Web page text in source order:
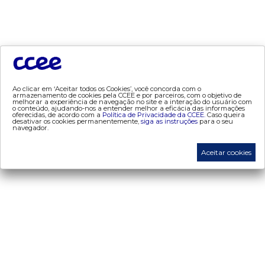
- geração
- leilão
- mcsd
- mercado mensal
- mercado quinzenal
- mve
- segurança de mercado
Ao clicar em ‘Aceitar todos os Cookies’, você concorda com o
armazenamento de cookies pela CCEE e por parceiros, com o objetivo de
melhorar a experiência de navegação no site e a interação do usuário com
o conteúdo, ajudando-nos a entender melhor a eficácia das informações
oferecidas, de acordo com a Política de Privacidade da CCEE. Caso queira
desativar os cookies permanentemente, siga as instruções para o seu
navegador.
Aceitar cookies